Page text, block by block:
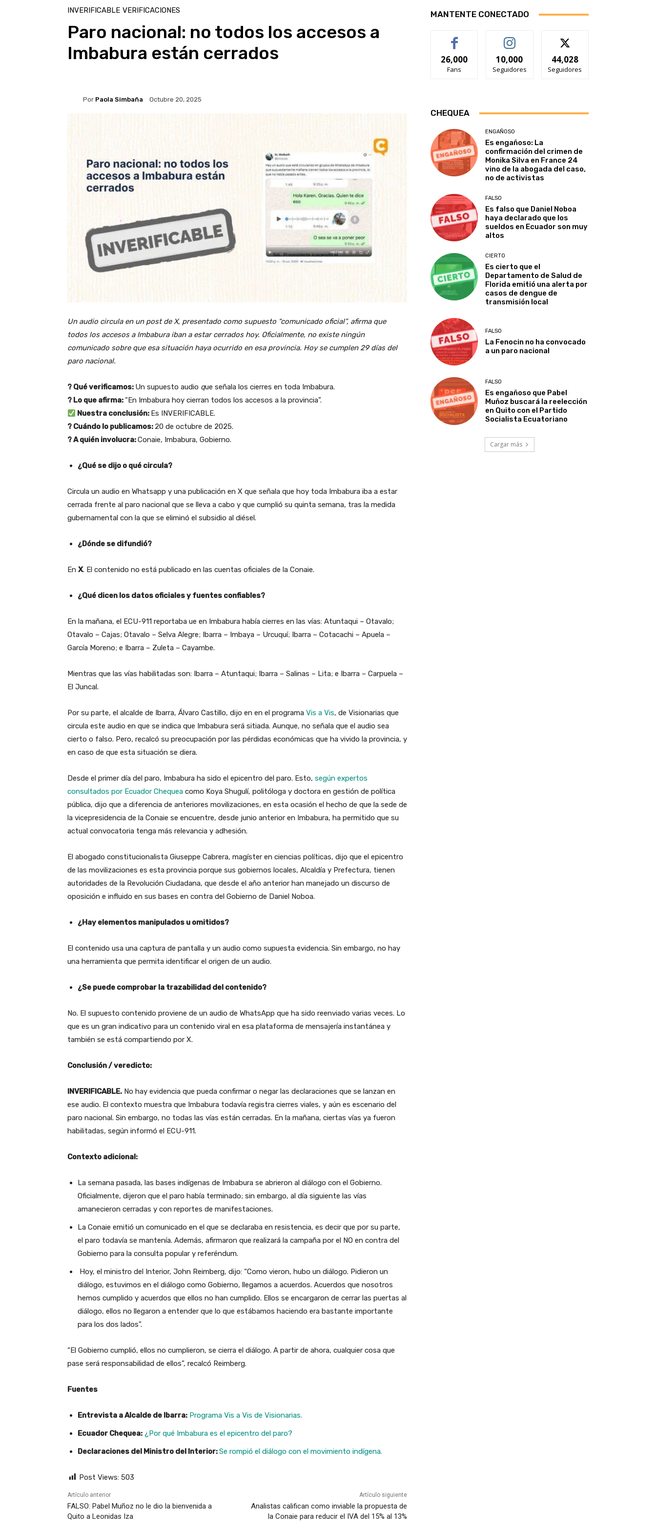
INVERIFICABLE VERIFICACIONES
Paro nacional: no todos los accesos a
Imbabura están cerrados
Por Paola Simbaña Octubre 20, 2025
Un audio circula en un post de X, presentado como supuesto “comunicado oficial”, afirma que
todos los accesos a Imbabura iban a estar cerrados hoy. Oficialmente, no existe ningún
comunicado sobre que esa situación haya ocurrido en esa provincia. Hoy se cumplen 29 días del
paro nacional.
? Qué verificamos: Un supuesto audio que señala los cierres en toda Imbabura.
? Lo que afirma:“En Imbabura hoy cierran todos los accesos a la provincia”.
Nuestra conclusión: Es INVERIFICABLE.
? Cuándo lo publicamos: 20 de octubre de 2025.
? A quién involucra:Conaie, Imbabura, Gobierno.
¿Qué se dijo o qué circula?
Circula un audio en Whatsapp y una publicación en X que señala que hoy toda Imbabura iba a estar
cerrada frente al paro nacional que se lleva a cabo y que cumplió su quinta semana, tras la medida
gubernamental con la que se eliminó el subsidio al diésel.
¿Dónde se difundió?
En X. El contenido no está publicado en las cuentas oficiales de la Conaie.
¿Qué dicen los datos oficiales y fuentes confiables?
En la mañana, el ECU-911 reportaba ue en Imbabura había cierres en las vías: Atuntaqui – Otavalo;
Otavalo – Cajas; Otavalo – Selva Alegre; Ibarra – Imbaya – Urcuquí; Ibarra – Cotacachi – Apuela –
García Moreno; e Ibarra – Zuleta – Cayambe.
Mientras que las vías habilitadas son: Ibarra – Atuntaqui; Ibarra – Salinas – Lita; e Ibarra – Carpuela –
El Juncal.
Por su parte, el alcalde de Ibarra, Álvaro Castillo, dijo en en el programa Vis a Vis, de Visionarias que
circula este audio en que se indica que Imbabura será sitiada. Aunque, no señala que el audio sea
cierto o falso. Pero, recalcó su preocupación por las pérdidas económicas que ha vivido la provincia, y
en caso de que esta situación se diera.
Desde el primer día del paro, Imbabura ha sido el epicentro del paro. Esto, según expertos
consultados por Ecuador Chequea como Koya Shugulí, politóloga y doctora en gestión de política
pública, dijo que a diferencia de anteriores movilizaciones, en esta ocasión el hecho de que la sede de
la vicepresidencia de la Conaie se encuentre, desde junio anterior en Imbabura, ha permitido que su
actual convocatoria tenga más relevancia y adhesión.
El abogado constitucionalista Giuseppe Cabrera, magíster en ciencias políticas, dijo que el epicentro
de las movilizaciones es esta provincia porque sus gobiernos locales, Alcaldía y Prefectura, tienen
autoridades de la Revolución Ciudadana, que desde el año anterior han manejado un discurso de
oposición e influido en sus bases en contra del Gobierno de Daniel Noboa.
¿Hay elementos manipulados u omitidos?
El contenido usa una captura de pantalla y un audio como supuesta evidencia. Sin embargo, no hay
una herramienta que permita identificar el origen de un audio.
¿Se puede comprobar la trazabilidad del contenido?
No. El supuesto contenido proviene de un audio de WhatsApp que ha sido reenviado varias veces. Lo
que es un gran indicativo para un contenido viral en esa plataforma de mensajería instantánea y
también se está compartiendo por X.
Conclusión / veredicto:
INVERIFICABLE. No hay evidencia que pueda confirmar o negar las declaraciones que se lanzan en
ese audio. El contexto muestra que Imbabura todavía registra cierres viales, y aún es escenario del
paro nacional. Sin embargo, no todas las vías están cerradas. En la mañana, ciertas vías ya fueron
habilitadas, según informó el ECU-911.
Contexto adicional:
La semana pasada, las bases indígenas de Imbabura se abrieron al diálogo con el Gobierno.
Oficialmente, dijeron que el paro había terminado; sin embargo, al día siguiente las vías
amanecieron cerradas y con reportes de manifestaciones.
La Conaie emitió un comunicado en el que se declaraba en resistencia, es decir que por su parte,
el paro todavía se mantenía. Además, afirmaron que realizará la campaña por el NO en contra del
Gobierno para la consulta popular y referéndum.
Hoy, el ministro del Interior, John Reimberg, dijo: “Como vieron, hubo un diálogo. Pidieron un
diálogo, estuvimos en el diálogo como Gobierno, llegamos a acuerdos. Acuerdos que nosotros
hemos cumplido y acuerdos que ellos no han cumplido. Ellos se encargaron de cerrar las puertas al
diálogo, ellos no llegaron a entender que lo que estábamos haciendo era bastante importante
para los dos lados”.
“El Gobierno cumplió, ellos no cumplieron, se cierra el diálogo. A partir de ahora, cualquier cosa que
pase será responsabilidad de ellos”, recalcó Reimberg.
Fuentes
Entrevista a Alcalde de Ibarra: Programa Vis a Vis de Visionarias.
Ecuador Chequea: ¿Por qué Imbabura es el epicentro del paro?
Declaraciones del Ministro del Interior:Se rompió el diálogo con el movimiento indígena.
Post Views: 503
Artículo anterior
FALSO: Pabel Muñoz no le dio la bienvenida a
Quito a Leonidas Iza
Artículo siguiente
Analistas califican como inviable la propuesta de
la Conaie para reducir el IVA del 15% al 13%
MANTENTE CONECTADO
26,000
Fans
10,000
Seguidores
44,028
Seguidores
CHEQUEA
ENGAÑOSO
Es engañoso: La
confirmación del crimen de
Monika Silva en France 24
vino de la abogada del caso,
no de activistas
FALSO
Es falso que Daniel Noboa
haya declarado que los
sueldos en Ecuador son muy
altos
CIERTO
Es cierto que el
Departamento de Salud de
Florida emitió una alerta por
casos de dengue de
transmisión local
FALSO
La Fenocin no ha convocado
a un paro nacional
FALSO
Es engañoso que Pabel
Muñoz buscará la reelección
en Quito con el Partido
Socialista Ecuatoriano
Cargar más